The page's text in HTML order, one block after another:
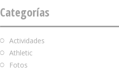
Categorías
Actividades
Athletic
Fotos